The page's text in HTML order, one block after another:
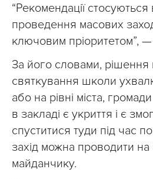
“Рекомендації
проведення масових
ключовим пріоритетом”, —
За його словами,
святкування школи
або на рівні міста,
в закладі є укриття і є
спуститися туди під час
захід можна проводити на
майданчику.